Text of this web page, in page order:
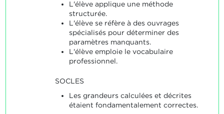
L'élève applique une méthode
structurée.
L'élève se réfère à des ouvrages
spécialisés pour déterminer des
paramètres manquants.
L'élève emploie le vocabulaire
professionnel.
SOCLES
Les grandeurs calculées et décrites
étaient fondamentalement correctes.